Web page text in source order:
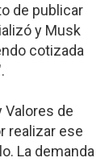
de publicar
y Musk
cotizada
Valores de
realizar ese
La demanda